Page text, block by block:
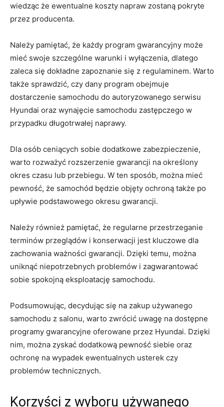
wiedząc że ewentualne⁢ koszty ⁤napraw ⁣zostaną pokryte
przez⁤ producenta.
Należy⁢ pamiętać, że każdy program ‍gwarancyjny może
mieć ​swoje szczególne warunki i wyłączenia, dlatego
zaleca się dokładne ​zapoznanie‌ się z regulaminem. Warto
także sprawdzić, czy dany‌ program obejmuje⁢
dostarczenie samochodu do autoryzowanego serwisu
Hyundai oraz ⁣wynajęcie‍ samochodu zastępczego ⁤w
przypadku‌ długotrwałej naprawy.
Dla osób ceniących sobie dodatkowe zabezpieczenie,
warto rozważyć rozszerzenie gwarancji na ⁢określony
okres czasu lub przebiegu. W ten sposób, można mieć
pewność, że ⁣samochód będzie​ objęty ochroną także‌ po‌
upływie podstawowego okresu gwarancji.
Należy również pamiętać, że regularne‌ przestrzeganie
terminów ⁤przeglądów i konserwacji jest kluczowe dla
zachowania⁤ ważności gwarancji. Dzięki​ temu, można
uniknąć niepotrzebnych ⁢problemów i⁢ zagwarantować
sobie spokojną eksploatację samochodu.
Podsumowując, ‍decydując ⁢się na zakup używanego
‍samochodu z salonu,⁣ warto zwrócić uwagę na dostępne ​
programy gwarancyjne oferowane przez Hyundai. Dzięki
nim, można zyskać dodatkową pewność‌ siebie oraz
ochronę⁢ na wypadek​ ewentualnych usterek czy⁢
problemów technicznych.
Korzyści z wyboru używanego